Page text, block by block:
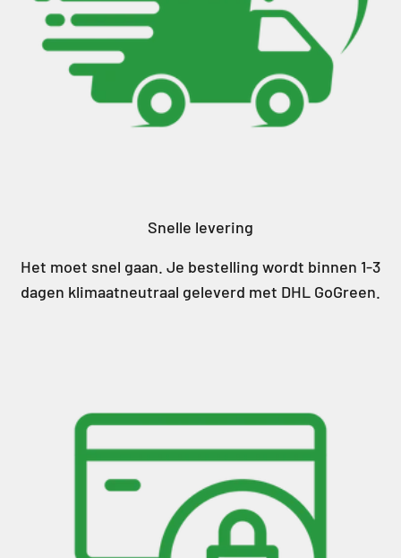
Snelle levering
Het moet snel gaan. Je bestelling wordt binnen 1-3
dagen klimaatneutraal geleverd met DHL GoGreen.